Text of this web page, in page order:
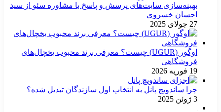
بهینه‌سازی سایت‌های پرسش و پاسخ با مشاوره سئو از سید
احسان خسروی
27 جولای 2025
اوگور (UGUR) چیست؟ معرفی برند محبوب یخچال‌های
فروشگاهی
19 فوریه 2026
چرا ساندویچ پانل به انتخاب اول سازندگان تبدیل شده؟
3 ژوئن 2025